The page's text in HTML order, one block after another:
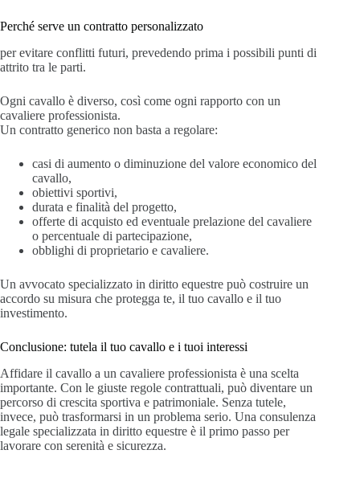
Perché serve un contratto personalizzato
per evitare conflitti futuri, prevedendo prima i possibili punti di
attrito tra le parti.
Ogni cavallo è diverso, così come ogni rapporto con un
cavaliere professionista.
Un contratto generico non basta a regolare:
casi di aumento o diminuzione del valore economico del
cavallo,
obiettivi sportivi,
durata e finalità del progetto,
offerte di acquisto ed eventuale prelazione del cavaliere
o percentuale di partecipazione,
obblighi di proprietario e cavaliere.
Un avvocato specializzato in diritto equestre può costruire un
accordo su misura che protegga te, il tuo cavallo e il tuo
investimento.
Conclusione: tutela il tuo cavallo e i tuoi interessi
Affidare il cavallo a un cavaliere professionista è una scelta
importante. Con le giuste regole contrattuali, può diventare un
percorso di crescita sportiva e patrimoniale. Senza tutele,
invece, può trasformarsi in un problema serio. Una consulenza
legale specializzata in diritto equestre è il primo passo per
lavorare con serenità e sicurezza.